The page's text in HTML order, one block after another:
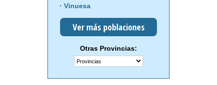
Vinuesa
Ver más poblaciones
Otras Provincias: